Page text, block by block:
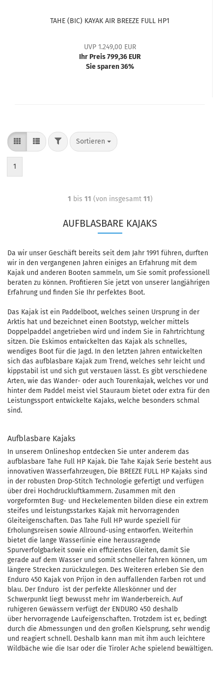
TAHE (BIC) KAYAK AIR BREEZE FULL HP1
UVP 1.249,00 EUR
Ihr Preis 799,36 EUR
Sie sparen 36%
Sortieren
1
1 bis 11 (von insgesamt 11)
AUFBLASBARE KAJAKS
Da wir unser Geschäft bereits seit dem Jahr 1991 führen, durften
wir in den vergangenen Jahren einiges an Erfahrung mit dem
Kajak und anderen Booten sammeln, um Sie somit professionell
beraten zu können. Profitieren Sie jetzt von unserer langjährigen
Erfahrung und finden Sie Ihr perfektes Boot.
Das Kajak ist ein Paddelboot, welches seinen Ursprung in der
Arktis hat und bezeichnet einen Bootstyp, welcher mittels
Doppelpaddel angetrieben wird und indem Sie in Fahrtrichtung
sitzen. Die Eskimos entwickelten das Kajak als schnelles,
wendiges Boot für die Jagd. In den letzten Jahren entwickelten
sich das aufblasbare Kajak zum Trend, welches sehr leicht und
kippstabil ist und sich gut verstauen lässt. Es gibt verschiedene
Arten, wie das Wander- oder auch Tourenkajak, welches vor und
hinter dem Paddel meist viel Stauraum bietet oder extra für den
Leistungssport entwickelte Kajaks, welche besonders schmal
sind.
Aufblasbare Kajaks
In unserem Onlineshop entdecken Sie unter anderem das
aufblasbare Tahe Full HP Kajak. Die Tahe Kajak Serie besteht aus
innovativen Wasserfahrzeugen, Die BREEZE FULL HP Kajaks sind
in der robusten Drop-Stitch Technologie gefertigt und verfügen
über drei Hochdruckluftkammern. Zusammen mit den
vorgeformten Bug- und Heckelementen bilden diese ein extrem
steifes und leistungsstarkes Kajak mit hervorragenden
Gleiteigenschaften. Das Tahe Full HP wurde speziell für
Erholungsreisen sowie Allround-using entworfen. Weiterhin
bietet die lange Wasserlinie eine herausragende
Spurverfolgbarkeit sowie ein effizientes Gleiten, damit Sie
gerade auf dem Wasser und somit schneller fahren können, um
längere Strecken zurückzulegen. Des Weiteren erleben Sie den
Enduro 450 Kajak von Prijon in den auffallenden Farben rot und
blau. Der Enduro ist der perfekte Alleskönner und der
Schwerpunkt liegt bewusst mehr im Wanderbereich. Auf
ruhigeren Gewässern verfügt der ENDURO 450 deshalb
über hervorragende Laufeigenschaften. Trotzdem ist er, bedingt
durch die Abmessungen und den großen Kielsprung, sehr wendig
und reagiert schnell. Deshalb kann man mit ihm auch leichtere
Wildbäche wie die Isar oder die Tiroler Ache spielend bewältigen.